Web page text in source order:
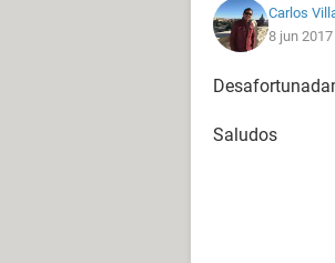
Carlos
8 jun
Saludos